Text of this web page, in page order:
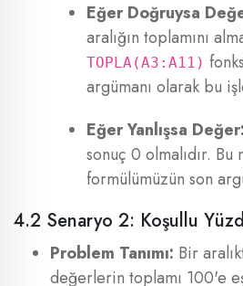
Eğer Doğruysa
aralığın toplamını
TOPLA(A3:A11)
argümanı olarak bu
Eğer Yanlışsa Değer:
sonuç 0 olmalıdır. Bu
formülümüzün son
4.2 Senaryo 2: Koşullu
Problem Tanımı: Bir
değerlerin toplamı 100'e